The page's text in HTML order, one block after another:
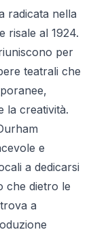
radicata nella
risale al 1924.
per
teatrali che
la creatività.
e
a dedicarsi
che dietro le
a